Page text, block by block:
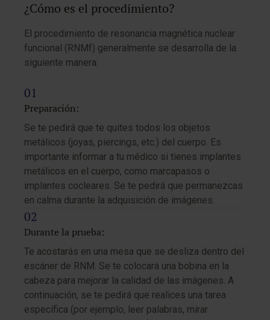
¿Cómo es el procedimiento?
El procedimiento de resonancia magnética nuclear
funcional (RNMf) generalmente se desarrolla de la
siguiente manera:
Preparación:
Se te pedirá que te quites todos los objetos
metálicos (joyas, piercings, etc.) del cuerpo. Es
importante informar a tu médico si tienes implantes
metálicos en el cuerpo, como marcapasos o
implantes cocleares. Se te pedirá que permanezcas
en calma durante la adquisición de imágenes.
Durante la prueba:
Te acostarás en una mesa que se desliza dentro del
escáner de RNM. Se te colocará una bobina en la
cabeza para mejorar la calidad de las imágenes. A
continuación, se te pedirá que realices una tarea
específica (por ejemplo, leer palabras, mirar